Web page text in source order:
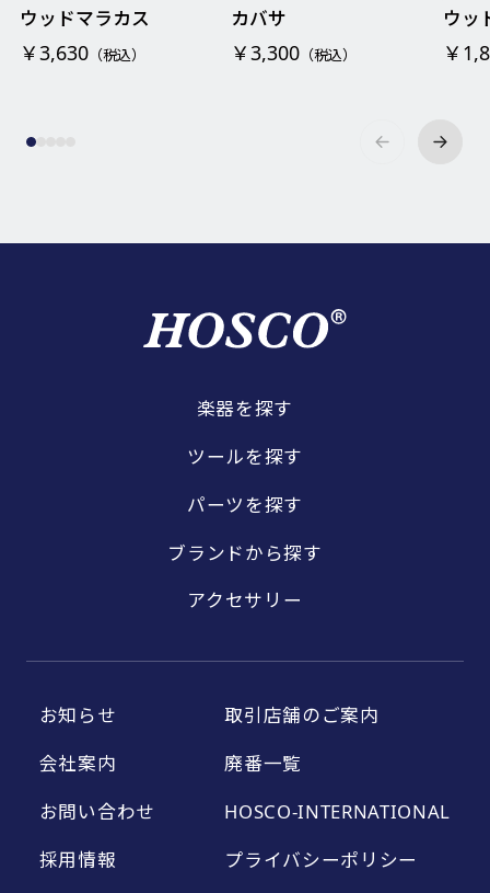
ウッドマラカス
￥3,630（税込）
カバサ
￥3,300 （税込）
ウッ
￥
楽器を探す
ツールを探す
パーツを探す
ブランドから探す
アクセサリー
お知らせ
会社案内
お問い合わせ
採用情報
取引店舗のご案内
廃番一覧
HOSCO-INTERNATIONAL
プライバシーポリシー